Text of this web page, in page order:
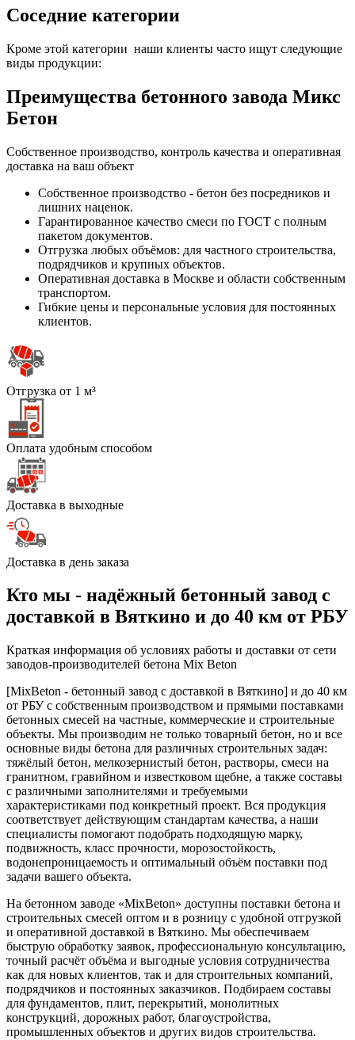
Соседние категории
Кроме этой категории наши клиенты часто ищут следующие
виды продукции:
Преимущества бетонного завода Микс
Бетон
Собственное производство, контроль качества и оперативная
доставка на ваш объект
Собственное производство - бетон без посредников и
лишних наценок.
Гарантированное качество смеси по ГОСТ с полным
пакетом документов.
Отгрузка любых объёмов: для частного строительства,
подрядчиков и крупных объектов.
Оперативная доставка в Москве и области собственным
транспортом.
Гибкие цены и персональные условия для постоянных
клиентов.
Отгрузка от 1 м³
Оплата удобным способом
Доставка в выходные
Доставка в день заказа
Кто мы - надёжный бетонный завод с
доставкой в Вяткино и до 40 км от РБУ
Краткая информация об условиях работы и доставки от сети
заводов-производителей бетона Mix Beton
[MixBeton - бетонный завод с доставкой в Вяткино] и до 40 км
от РБУ с собственным производством и прямыми поставками
бетонных смесей на частные, коммерческие и строительные
объекты. Мы производим не только товарный бетон, но и все
основные виды бетона для различных строительных задач:
тяжёлый бетон, мелкозернистый бетон, растворы, смеси на
гранитном, гравийном и известковом щебне, а также составы
с различными заполнителями и требуемыми
характеристиками под конкретный проект. Вся продукция
соответствует действующим стандартам качества, а наши
специалисты помогают подобрать подходящую марку,
подвижность, класс прочности, морозостойкость,
водонепроницаемость и оптимальный объём поставки под
задачи вашего объекта.
На бетонном заводе «MixBeton» доступны поставки бетона и
строительных смесей оптом и в розницу с удобной отгрузкой
и оперативной доставкой в Вяткино. Мы обеспечиваем
быструю обработку заявок, профессиональную консультацию,
точный расчёт объёма и выгодные условия сотрудничества
как для новых клиентов, так и для строительных компаний,
подрядчиков и постоянных заказчиков. Подбираем составы
для фундаментов, плит, перекрытий, монолитных
конструкций, дорожных работ, благоустройства,
промышленных объектов и других видов строительства.